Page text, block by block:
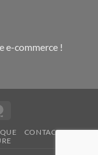
e-commerce !
CONTACT